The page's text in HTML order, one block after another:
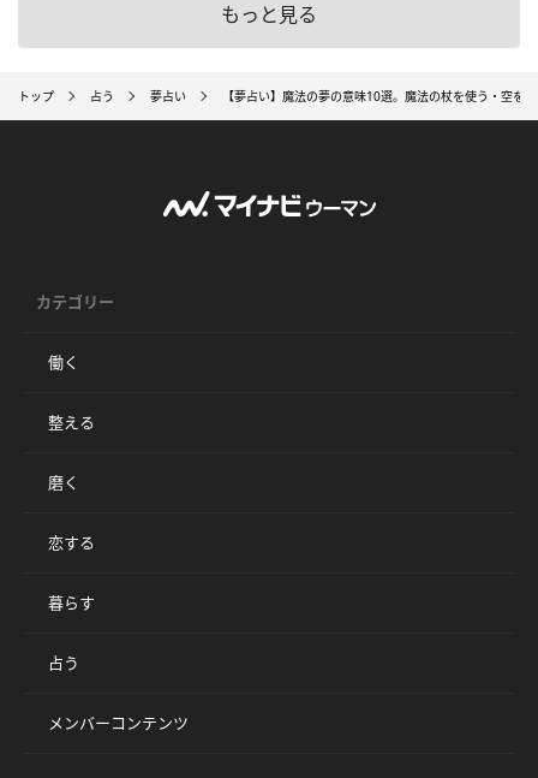
もっと見る
トップ 占う 夢占い 【夢占い】魔法の夢の意味10選。魔法の杖を使う・空を
カテゴリー
働く
整える
磨く
恋する
暮らす
占う
メンバーコンテンツ